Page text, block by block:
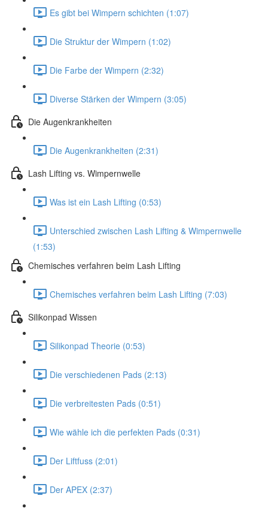
Es gibt bei Wimpern schichten (1:07)
Die Struktur der Wimpern (1:02)
Die Farbe der Wimpern (2:32)
Diverse Stärken der Wimpern (3:05)
Die Augenkrankheiten
Die Augenkrankheiten (2:31)
Lash Lifting vs. Wimpernwelle
Was ist ein Lash Lifting (0:53)
Unterschied zwischen Lash Lifting & Wimpernwelle
(1:53)
Chemisches verfahren beim Lash Lifting
Chemisches verfahren beim Lash Lifting (7:03)
Silikonpad Wissen
Silikonpad Theorie (0:53)
Die verschiedenen Pads (2:13)
Die verbreitesten Pads (0:51)
Wie wähle ich die perfekten Pads (0:31)
Der Liftfuss (2:01)
Der APEX (2:37)